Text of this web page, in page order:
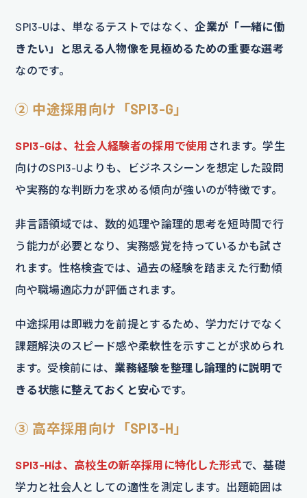
SPI3-Uは、単なるテストではなく、企業が「一緒に働
きたい」と思える人物像を見極めるための重要な選考
なのです。
② 中途採用向け「SPI3-G」
SPI3-Gは、社会人経験者の採用で使用 されます。学生
向けのSPI3-Uよりも、ビジネスシーンを想定した設問
や実務的な判断力を求める傾向が強いのが特徴です。
非言語領域では、数的処理や論理的思考を短時間で行
う能力が必要となり、実務感覚を持っているかも試さ
れます。性格検査では、過去の経験を踏まえた行動傾
向や職場適応力が評価されます。
中途採用は即戦力を前提とするため、学力だけでなく
課題解決のスピード感や柔軟性を示すことが求められ
ます。受検前には、 業務経験を整理し論理的に説明で
きる状態に整えておくと安心です。
③ 高卒採用向け「SPI3-H」
SPI3-Hは、高校生の新卒採用に特化した形式で、基礎
学力と社会人としての適性を測定します。出題範囲は